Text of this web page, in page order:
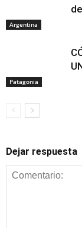
Argentina
Patagonia
Dejar respuesta